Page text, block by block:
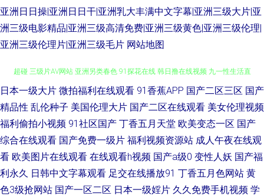
亚洲日日操|亚洲日日干|亚洲乳大丰满中文字幕|亚洲三级大片|亚
洲三级电影精品|亚洲三级高清免费|亚洲三级黄色|亚洲三级伦理|
亚洲三级伦理片|亚洲三级毛片 网站地图
无码午夜福利电影 免费mv观看入口 操少妇射精 含羞草av网 久草影片 青青
超碰 三级片AV网站 亚洲另类春色 91探花在线 韩日撸在线视频 九一性生活直
播间 av小电影导航 日本A级电影网站 香蕉视频污污污 超碰com 另类口性交
爱 日日撸日日操 婷婷亚洲情色 大香蕉玖玖乐 九九福利AV导航 日韩情侣av
日本一级大片 微拍福利在线观看 91香蕉APP 国产二区三区 国产
精品性 乱伦种子 美国伦理大片 国产二区在线观看 美女伦理视频
福利偷拍小视频 91社区国产 丁香五月天堂 欧美变态一区 国产
综合在线观看 国产免费一级片 福利视频资源站 成人午夜在线观
看 欧美图片在线观看 在线观看h视频 国产a级0 变性人妖 国产福
利永久 日韩中文字幕观看 足交在线播放91 丁香五月色网站 黄
色3级抢网站 国产一区二区 日本一级婬片 久久免费手机视频 学